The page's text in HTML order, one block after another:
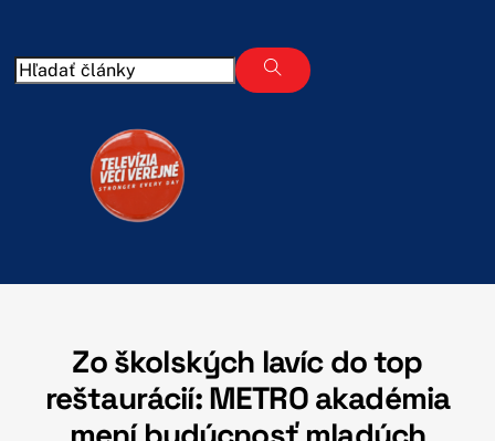
content
Zo školských lavíc do top
reštaurácií: METRO akadémia